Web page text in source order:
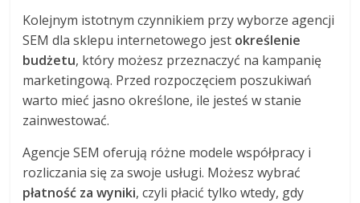
Kolejnym istotnym czynnikiem przy wyborze agencji
SEM dla sklepu internetowego jest określenie
budżetu, który możesz przeznaczyć na kampanię
marketingową. Przed rozpoczęciem poszukiwań
warto mieć jasno określone, ile jesteś w stanie
zainwestować.
Agencje SEM oferują różne modele współpracy i
rozliczania się za swoje usługi. Możesz wybrać
płatność za wyniki, czyli płacić tylko wtedy, gdy